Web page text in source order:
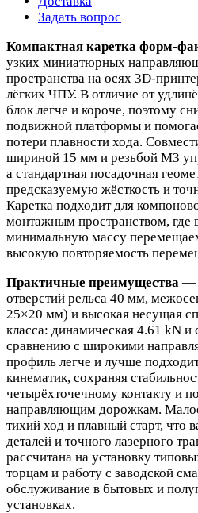
Задать вопрос
Компактная каретка
узких миниатюрных
пространства на осях
лёгких ЧПУ. В отличие от
блок легче и короче, поэтому
подвижной платформы и
потери плавности хода.
шириной 15 мм и резьбой М3
а стандартная посадочная
предсказуемую жёсткость и
Каретка подходит для
монтажным пространством, где
минимальную массу
высокую повторяемость
Практичные преимущества —
отверстий рельса 40 мм,
25×20 мм) и высокая несущая
класса: динамическая 4.61 kN и
сравнению с широкими
профиль легче и лучше
кинематик, сохраняя
четырёхточечному контакту и
направляющим дорожкам.
тихий ход и плавный старт, что
деталей и точного лазерного
рассчитана на установку
торцам и работу с заводской
обслуживание в бытовых и
установках.